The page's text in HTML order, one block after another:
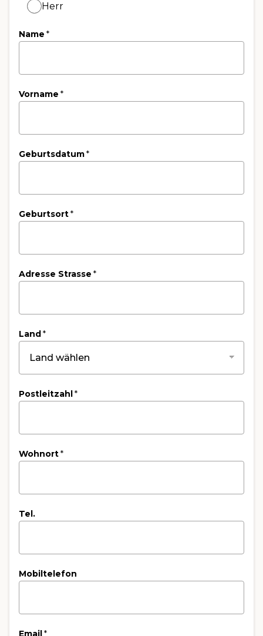
Herr
Name *
Vorname *
Geburtsdatum*
Geburtsort*
Adresse Strasse *
Land *
Postleitzahl *
Wohnort*
Tel.
Mobiltelefon
Email *